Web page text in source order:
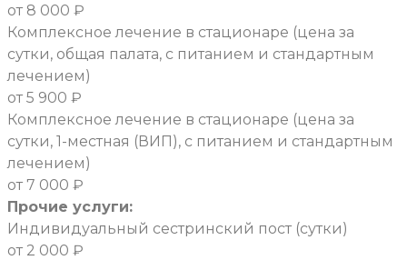
от 8 000 ₽
Комплексное лечение в стационаре (цена за
сутки, общая палата, с питанием и стандартным
лечением)
от 5 900 ₽
Комплексное лечение в стационаре (цена за
сутки, 1-местная (ВИП), с питанием и стандартным
лечением)
от 7 000 ₽
Прочие услуги:
Индивидуальный сестринский пост (сутки)
от 2 000 ₽